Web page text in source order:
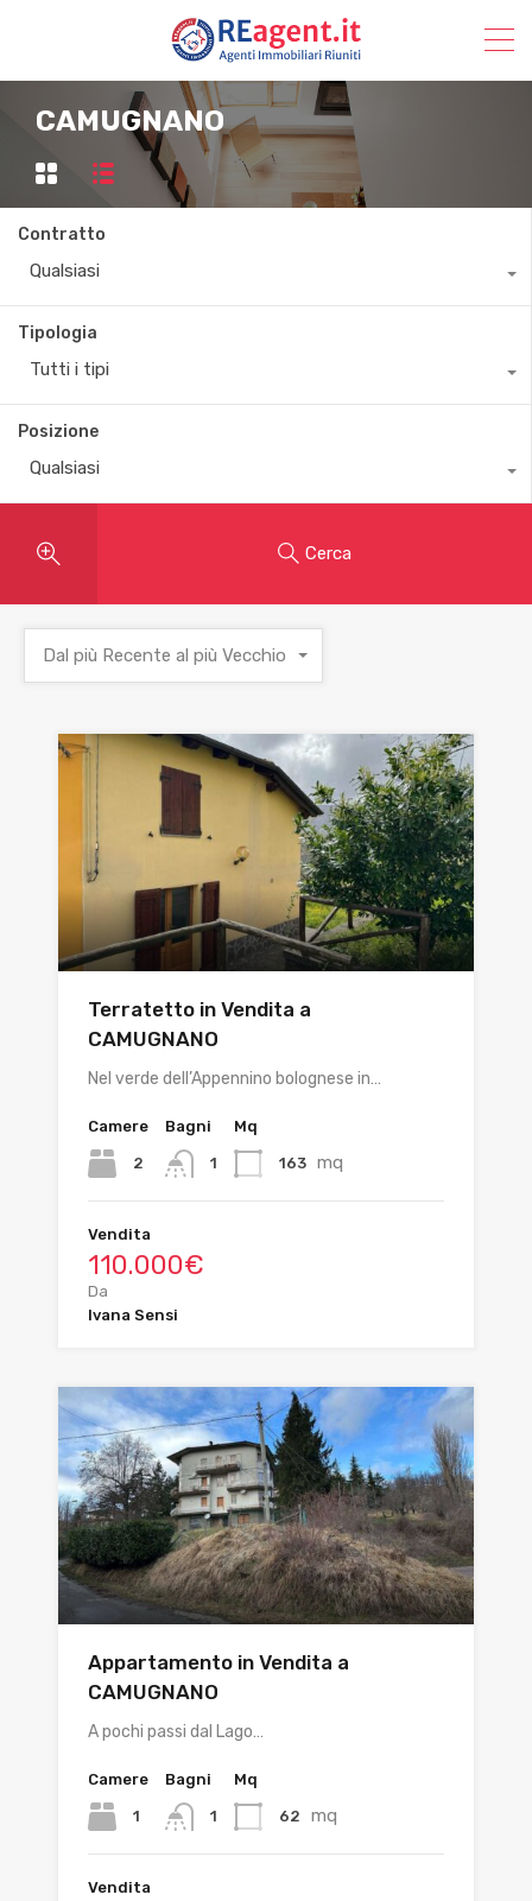
CAMUGNANO
Contratto
Qualsiasi
Tipologia
Tutti i tipi
Posizione
Qualsiasi
Cerca
Dal più Recente al più Vecchio
Terratetto in Vendita a
CAMUGNANO
Nel verde dell’Appennino bolognese in…
Camere
2
Bagni
1
Mq
163 mq
Vendita
110.000€
Da
Ivana Sensi
Appartamento in Vendita a
CAMUGNANO
A pochi passi dal Lago…
Camere
1
Bagni
1
Mq
62 mq
Vendita